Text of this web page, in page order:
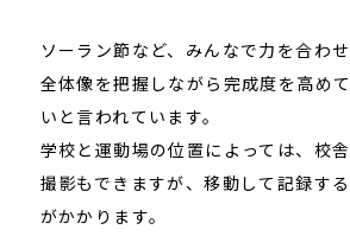
ソーラン節など、みんなで力を合わせ
全体像を把握しながら完成度を高め
いと言われています。
学校と運動場の位置によっては、校
撮影もできますが、移動して記録す
がかかります。